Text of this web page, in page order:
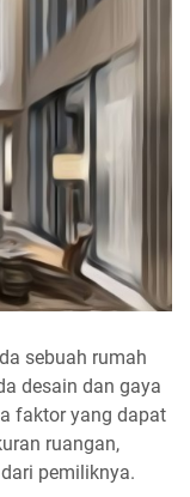
sebuah rumah
desain dan gaya
faktor yang dapat
ruangan,
pemiliknya.